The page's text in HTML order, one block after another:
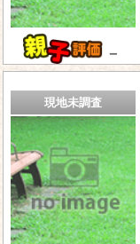
－
現地未調査